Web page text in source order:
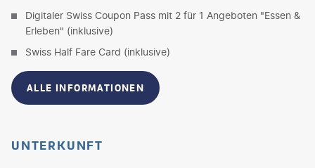
Digitaler Swiss Coupon Pass mit 2 für 1 Angeboten "Essen &
Erleben" (inklusive)
Swiss Half Fare Card (inklusive)
ALLE INFORMATIONEN
UNTERKUNFT